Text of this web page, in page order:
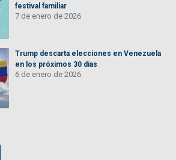
festival familiar
7 de enero de 2026
Trump descarta elecciones en Venezuela
en los próximos 30 días
6 de enero de 2026